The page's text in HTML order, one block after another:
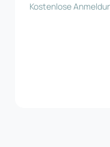
Kostenlose